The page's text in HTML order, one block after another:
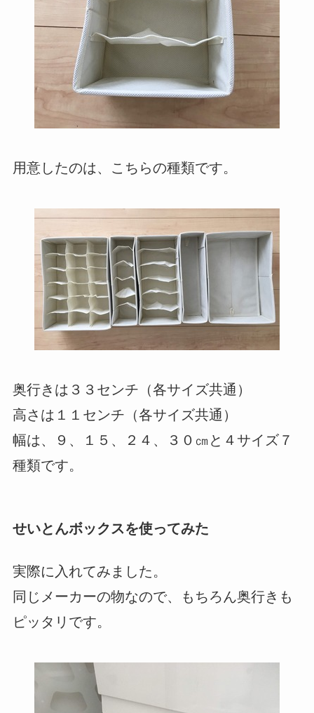
用意したのは、こちらの種類です。
奥行きは３３センチ（各サイズ共通）
高さは１１センチ（各サイズ共通）
幅は、９、１５、２４、３０㎝と４サイズ７
種類です。
せいとんボックスを使ってみた
実際に入れてみました。
同じメーカーの物なので、もちろん奥行きも
ピッタリです。